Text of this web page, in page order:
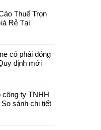
Thuế Trọn
Rẻ Tại
có phải đóng
định mới
công ty TNHH
sánh chi tiết